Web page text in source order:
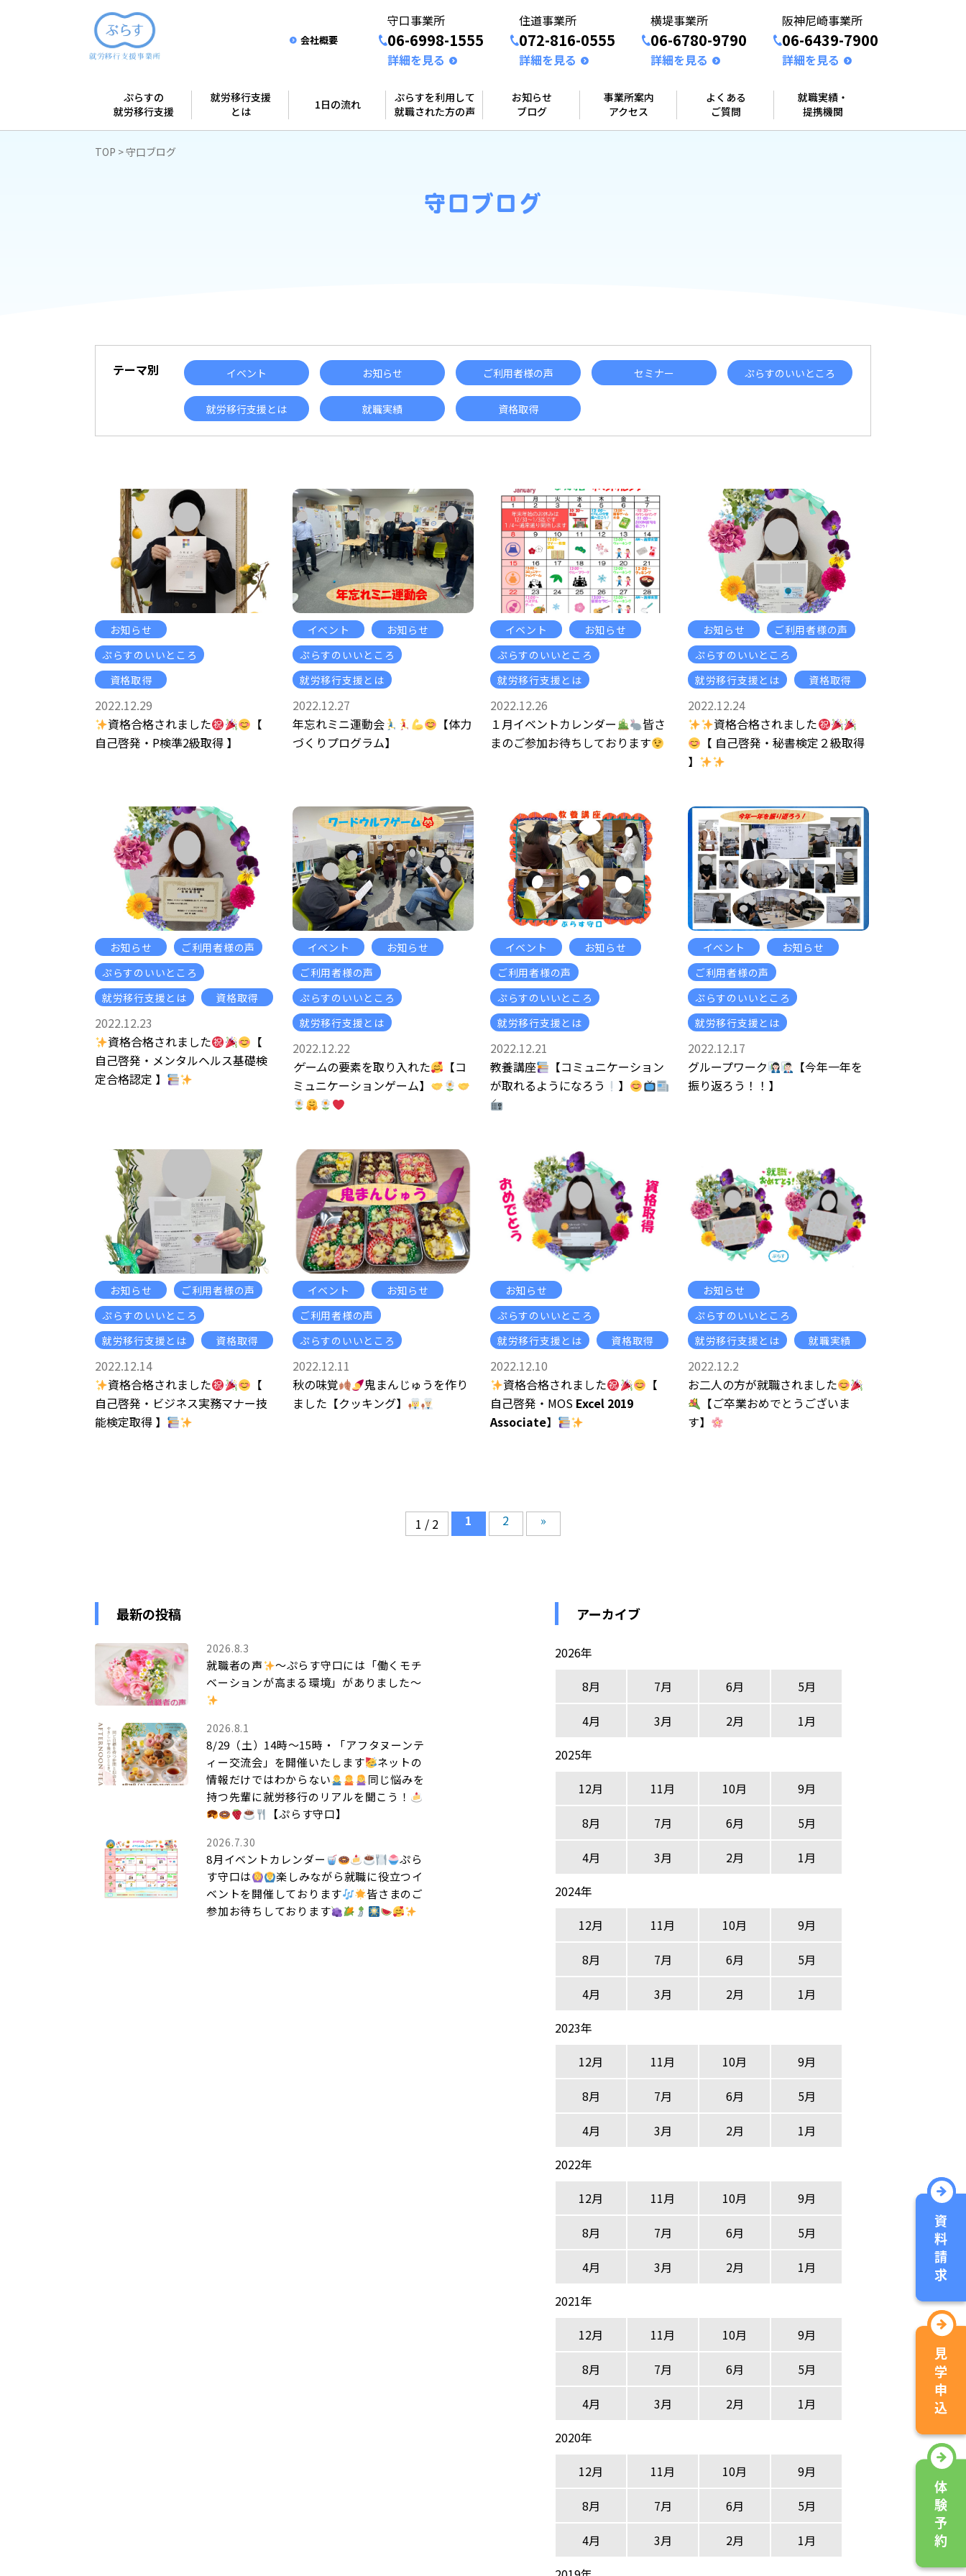
会社概要
守口事業所
06-6998-1555
詳細を見る
住道事業所
072-816-0555
詳細を見る
横堤事業所
06-6780-9790
詳細を見る
阪神尼崎事業所
06-6439-7900
詳細を見る
ぷらすの
就労移行支援
就労移行支援
とは
1日の流れ
ぷらすを利用して
就職された方の声
お知らせ
ブログ
事業所案内
アクセス
よくある
ご質問
就職実績・
提携機関
TOP 守口ブログ
守口ブログ
テーマ別 イベント お知らせ ご利用者様の声 セミナー ぷらすのいいところ
就労移行支援とは 就職実績 資格取得
お知らせ
ぷらすのいいところ
資格取得
2022.12.29
資格合格されました
【
自己啓発・P検準2級取得 】
イベント
お知らせ
ぷらすのいいところ
就労移行支援とは
2022.12.27
年忘れミニ運動会
【体力
づくりプログラム】
イベント
お知らせ
ぷらすのいいところ
就労移行支援とは
2022.12.26
１月イベントカレンダー
皆さ
まのご参加お待ちしております
お知らせ
ご利用者様の声
ぷらすのいいところ
就労移行支援とは
資格取得
2022.12.24
資格合格されました
【 自己啓発・秘書検定２級取得
】
お知らせ
ご利用者様の声
ぷらすのいいところ
就労移行支援とは
資格取得
2022.12.23
資格合格されました
【
自己啓発・メンタルヘルス基礎検
定合格認定 】
イベント
お知らせ
ご利用者様の声
ぷらすのいいところ
就労移行支援とは
2022.12.22
ゲームの要素を取り入れた
【コ
ミュニケーションゲーム】
イベント
お知らせ
ご利用者様の声
ぷらすのいいところ
就労移行支援とは
2022.12.21
教養講座
【コミュニケーション
が取れるようになろう
】
イベント
お知らせ
ご利用者様の声
ぷらすのいいところ
就労移行支援とは
2022.12.17
グループワーク
【今年一年を
振り返ろう！！】
お知らせ
ご利用者様の声
ぷらすのいいところ
就労移行支援とは
資格取得
2022.12.14
資格合格されました
【
自己啓発・ビジネス実務マナー技
能検定取得 】
イベント
お知らせ
ご利用者様の声
ぷらすのいいところ
2022.12.11
秋の味覚
鬼まんじゅうを作り
ました【クッキング】
お知らせ
ぷらすのいいところ
就労移行支援とは
資格取得
2022.12.10
資格合格されました
【
自己啓発・MOS Excel 2019
Associate】
お知らせ
ぷらすのいいところ
就労移行支援とは
就職実績
2022.12.2
お二人の方が就職されました
【ご卒業おめでとうございま
す】
1 / 2 1 2 »
最新の投稿
2026.8.3
就職者の声
～ぷらす守口には「働くモチ
ベーションが高まる環境」がありました～
2026.8.1
8/29（土）14時～15時・「アフタヌーンテ
ィー交流会」を開催いたします
ネットの
情報だけではわからない
同じ悩みを
持つ先輩に就労移行のリアルを聞こう！
【ぷらす守口】
2026.7.30
8月イベントカレンダー
ぷら
す守口は
楽しみながら就職に役立つイ
ベントを開催しております
皆さまのご
参加お待ちしております
アーカイブ
2026年
8月
7月 6月
5月
4月
3月 2月
1月
2025年
12月
11月 10月
9月
8月
7月 6月
5月
4月
3月 2月
1月
2024年
12月
11月 10月
9月
8月
7月 6月
5月
4月
3月 2月
1月
2023年
12月
11月 10月
9月
8月
7月 6月
5月
4月
3月 2月
1月
2022年
12月
11月 10月
9月
8月
7月 6月
5月
4月
3月 2月
1月
2021年
12月
11月 10月
9月
8月
7月 6月
5月
4月
3月 2月
1月
2020年
12月
11月 10月
9月
8月
7月 6月
5月
4月
3月 2月
1月